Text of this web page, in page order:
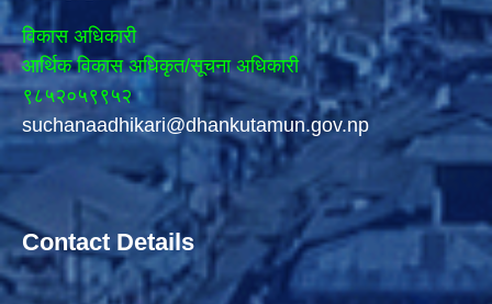
विकास अधिकारी
आर्थिक विकास अधिकृत/सूचना अधिकारी
९८५२०५९९५२
suchanaadhikari@dhankutamun.gov.np
Contact Details